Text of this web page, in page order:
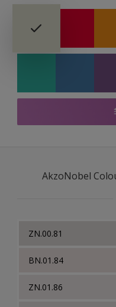
AkzoNobel
ZN.00.81
BN.01.84
ZN.01.86